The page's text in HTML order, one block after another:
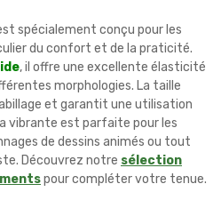
spécialement conçu pour les
du confort et de la praticité.
, il offre une excellente élasticité
morphologies. La taille
et garantit une utilisation
vibrante est parfaite pour les
de dessins animés ou tout
Découvrez notre sélection
pour compléter votre tenue.